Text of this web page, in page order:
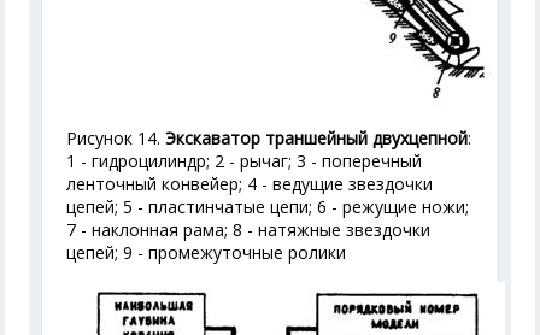
Рисунок 14.Экскаватор траншейный двухцепной:
1 - гидроцилиндр; 2 - рычаг; 3 - поперечный
ленточный конвейер; 4 - ведущие звездочки
цепей; 5 - пластинчатые цепи; 6 - режущие ножи;
7 - наклонная рама; 8 - натяжные звездочки
цепей; 9 - промежуточные ролики